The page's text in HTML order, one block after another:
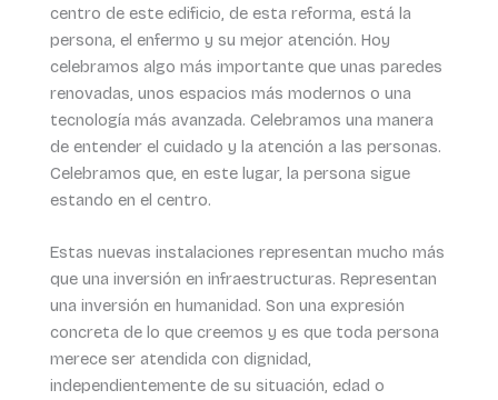
centro de este edificio, de esta reforma, está la
persona, el enfermo y su mejor atención. Hoy
celebramos algo más importante que unas paredes
renovadas, unos espacios más modernos o una
tecnología más avanzada. Celebramos una manera
de entender el cuidado y la atención a las personas.
Celebramos que, en este lugar, la persona sigue
estando en el centro.
Estas nuevas instalaciones representan mucho más
que una inversión en infraestructuras. Representan
una inversión en humanidad. Son una expresión
concreta de lo que creemos y es que toda persona
merece ser atendida con dignidad,
independientemente de su situación, edad o